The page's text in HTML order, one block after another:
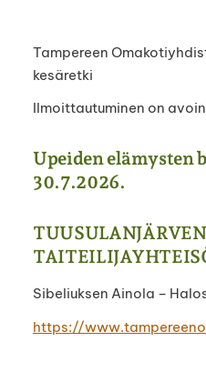
Tampereen
kesäretki
Ilmoittautuminen on
Upeiden elämysten
30.7.2026.
TUUSULANJÄRVEN
Sibeliuksen Ainola –
https://